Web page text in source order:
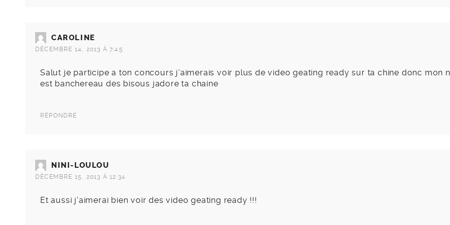
CAROLINE
DÉCEMBRE 14, 2013 À 7:45
Salut je participe a ton concours j’aimerais voir plus de video geating ready sur ta chine donc mon
est banchereau des bisous jadore ta chaine
RÉPONDRE
NINI-LOULOU
DÉCEMBRE 15, 2013 À 12:34
Et aussi j’aimerai bien voir des video geating ready !!!